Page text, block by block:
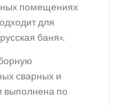
помещениях
для
баня».
сварных и
выполнена по